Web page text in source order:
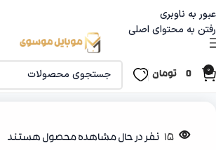
عبور به ناوبری
رفتن به محتوای اصلی
0
0 تومان
کیف گوشی
15 نفر در حال مشاهده محصول هستند